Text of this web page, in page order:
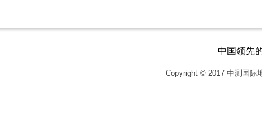
Copyright © 2017 中测国际
中国领先